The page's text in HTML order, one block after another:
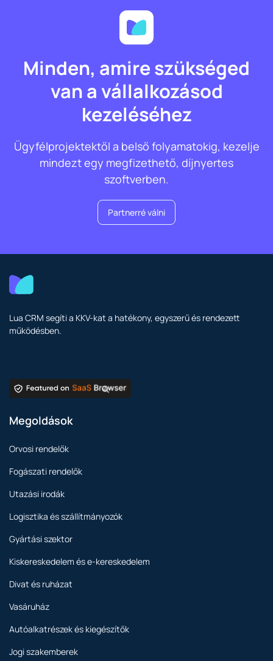
Minden, amire szükséged
van a vállalkozásod
kezeléséhez
Ügyfélprojektektől a belső folyamatokig, kezelje
mindezt egy megfizethető, díjnyertes
szoftverben.
Partnerré válni
Lua CRM segíti a KKV-kat a hatékony, egyszerű és rendezett
működésben.
Megoldások
Orvosi rendelők
Fogászati rendelők
Utazási irodák
Logisztika és szállítmányozók
Gyártási szektor
Kiskereskedelem és e-kereskedelem
Divat és ruházat
Vasáruház
Autóalkatrészek és kiegészítők
Jogi szakemberek